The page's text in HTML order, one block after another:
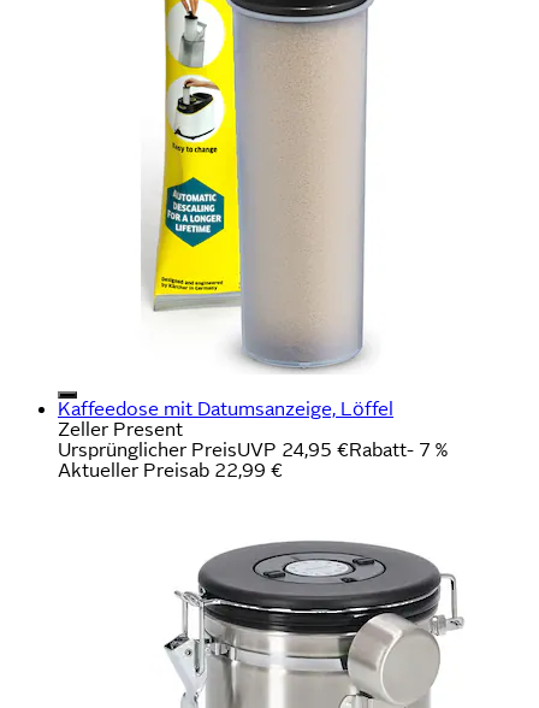
Kaffeedose mit Datumsanzeige, Löffel
Zeller Present
Ursprünglicher PreisUVP 24,95 €Rabatt- 7 %
Aktueller Preisab 22,99 €